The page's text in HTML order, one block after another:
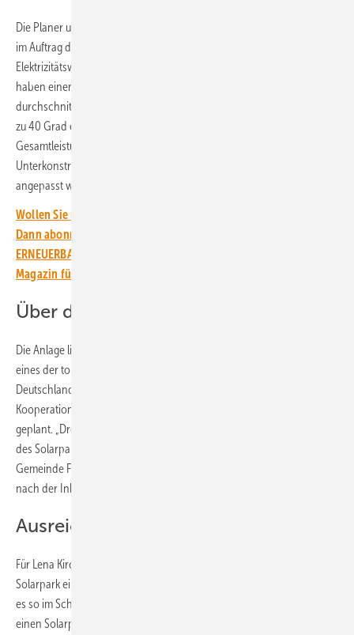
Die Planer und Installateure von Dr. Metje Green Energy haben sich
im Auftrag des Projektentwicklers Altus Renewables und der
Elektrizitätswerke Schönau (EWS) der Herausforderung gestellt. Sie
haben einen Solarpark auf einem Bergrücken mit einer
durchschnittlichen Neigung von 32 Grad und einer Hanglage von bis
zu 40 Grad errichtet. Insgesamt etwa 7.200 Solarmodule mit einer
Gesamtleistung von 4,2 Megawatt haben sie auf eine
Unterkonstruktion montiert, die den Geländegegebenheiten
angepasst werden musste.
Wollen Sie über die Energiewende auf dem Laufenden bleiben?
Dann abonnieren Sie einfach den kostenlosen Newsletter von
ERNEUERBARE ENERGIEN – dem größten verbandsunabhängigen
Magazin für erneuerbare Energien in Deutschland!
Über drei Jahre Planung
Die Anlage liegt 500 Meter über dem Meeresspiegel und es ist wohl
eines der topografisch anspruchsvollsten Solarparkprojekte
Deutschlands. Das Solarkraftwerk der EWS wurde in enger
Kooperation mit der Gemeinde und den zuständigen Behörden
geplant. „Dreieinhalb Jahre vergingen von der Idee bis zur Eröffnung
des Solarparks“, erinnert sich Michael Engesser, Bürgermeister der
Gemeinde Fröhnd. „Es ist ein totales Glücksgefühl für mich“, sagt er
nach der Inbetriebnahme.
Ausreichend Flächen vorhanden
Für Lena Kircheisen, Projektleiterin Photovoltaik bei EWS, ist der
Solarpark ein Herzensprojekt. „Wir haben hier etwas geschaffen, was
es so im Schwarzwald und deutschlandweit bisher noch nicht gab:
einen Solarpark in dieser Steilheit, der 1.500 Haushalte mit Ökostrom